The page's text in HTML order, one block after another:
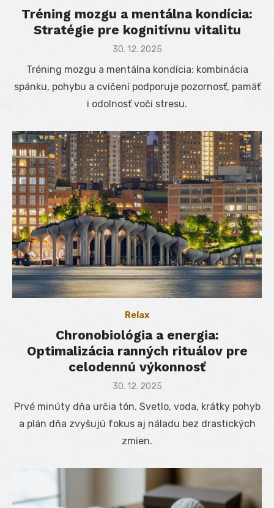
Tréning mozgu a mentálna kondícia:
Stratégie pre kognitívnu vitalitu
Posted
30. 12. 2025
Tréning mozgu a mentálna kondícia: kombinácia
spánku, pohybu a cvičení podporuje pozornosť, pamäť
i odolnosť voči stresu.
Relax
Chronobiológia a energia:
Optimalizácia ranných rituálov pre
celodennú výkonnosť
Posted
30. 12. 2025
Prvé minúty dňa určia tón. Svetlo, voda, krátky pohyb
a plán dňa zvyšujú fokus aj náladu bez drastických
zmien.